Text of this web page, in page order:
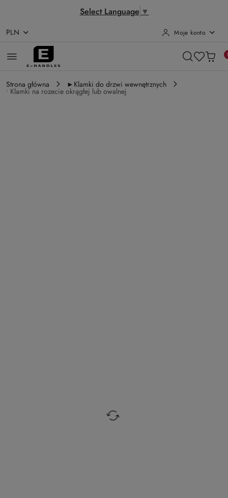
Select Language ▼
Przejdź do treści głównej
Przejdź do wyszukiwarki
Przejdź do moje konto
Przejdź do menu głównego
Przejdź do opisu produktu
Przejdź do stopki
PLN Moje konto
Strona główna ►Klamki do drzwi wewnętrznych
• Klamki na rozecie okrągłej lub owalnej